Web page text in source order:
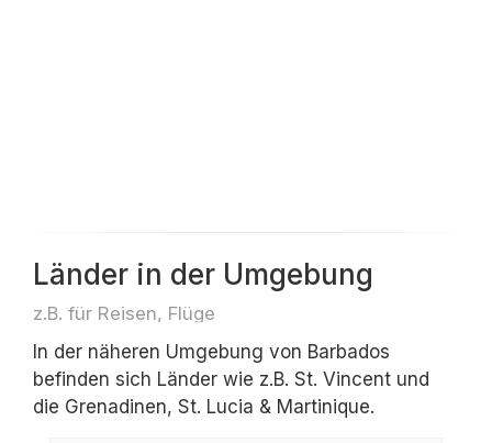
Länder in der Umgebung
z.B. für Reisen, Flüge
In der näheren Umgebung von Barbados
befinden sich Länder wie z.B. St. Vincent und
die Grenadinen, St. Lucia & Martinique.